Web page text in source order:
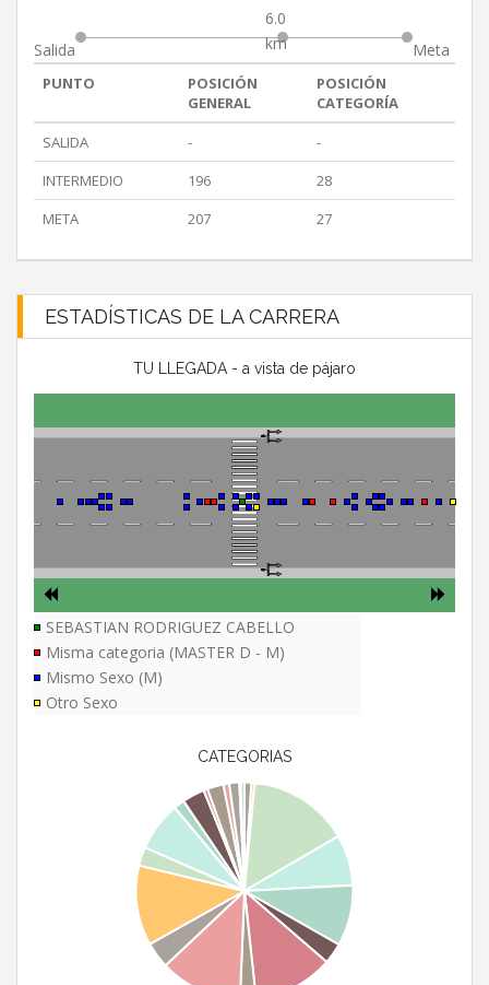
Salida
6.0
km
Meta
PUNTO
POSICIÓN
GENERAL
POSICIÓN
CATEGORÍA
SALIDA
-
-
INTERMEDIO
196
28
META
207 27
ESTADÍSTICAS DE LA CARRERA
TU LLEGADA - a vista de pájaro
SEBASTIAN RODRIGUEZ CABELLO
Misma categoria (MASTER D - M)
Mismo Sexo (M)
Otro Sexo
CATEGORIAS